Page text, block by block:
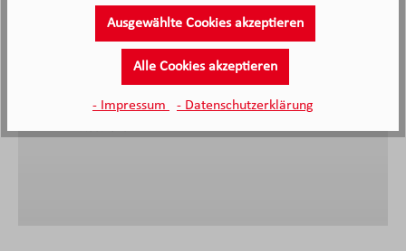
Sehr gute und freundliche Beratung ohne Zeitdruck,
Lieferzeit eingehalten, das Möbelhaus ist sehr sauber
und geräumigt, wir sind sehr zufrieden.
Anonymer Kunde, Kunde von Möbel Knappstein
Ausgewählte Cookies akzeptieren
Alle Cookies akzeptieren
- Impressum - Datenschutzerklärung